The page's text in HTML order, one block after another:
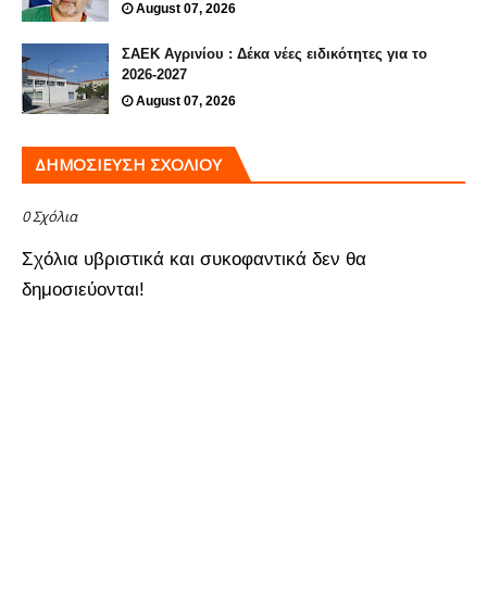
August 07, 2026
ΣΑΕΚ Αγρινίου : Δέκα νέες ειδικότητες για το
2026-2027
August 07, 2026
ΔΗΜΟΣΊΕΥΣΗ ΣΧΟΛΊΟΥ
0 Σχόλια
Σχόλια υβριστικά και συκοφαντικά δεν θα
δημοσιεύονται!